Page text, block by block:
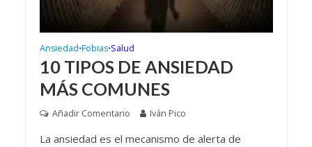
Ansiedad•Fobias•Salud
10 TIPOS DE ANSIEDAD
MÁS COMUNES
Añadir Comentario Iván Pico
La ansiedad es el mecanismo de alerta de